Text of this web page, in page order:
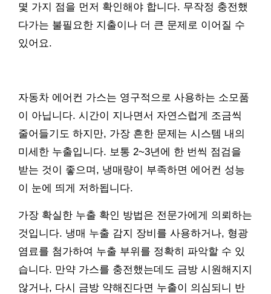
몇 가지 점을 먼저 확인해야 합니다. 무작정 충전했
다가는 불필요한 지출이나 더 큰 문제로 이어질 수
있어요.
자동차 에어컨 가스는 영구적으로 사용하는 소모품
이 아닙니다. 시간이 지나면서 자연스럽게 조금씩
줄어들기도 하지만, 가장 흔한 문제는 시스템 내의
미세한 누출입니다. 보통 2~3년에 한 번씩 점검을
받는 것이 좋으며, 냉매량이 부족하면 에어컨 성능
이 눈에 띄게 저하됩니다.
가장 확실한 누출 확인 방법은 전문가에게 의뢰하는
것입니다. 냉매 누출 감지 장비를 사용하거나, 형광
염료를 첨가하여 누출 부위를 정확히 파악할 수 있
습니다. 만약 가스를 충전했는데도 금방 시원해지지
않거나, 다시 금방 약해진다면 누출이 의심되니 반